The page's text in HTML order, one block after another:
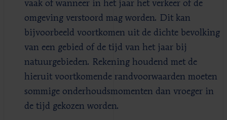
vaak of wanneer in het jaar het verkeer of de
omgeving verstoord mag worden. Dit kan
bijvoorbeeld voortkomen uit de dichte bevolking
van een gebied of de tijd van het jaar bij
natuurgebieden. Rekening houdend met de
hieruit voortkomende randvoorwaarden moeten
sommige onderhoudsmomenten dan vroeger in
de tijd gekozen worden.